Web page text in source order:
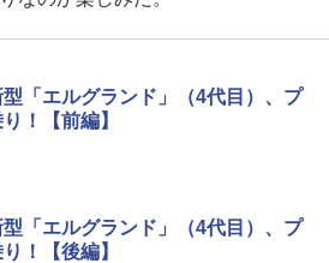
「エルグランド」（4代目）、プ
！【前編】
「エルグランド」（4代目）、プ
！【後編】